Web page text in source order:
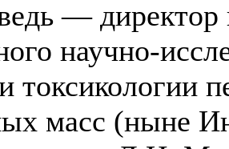
— директор
научно-
токсикологии
масс (ныне